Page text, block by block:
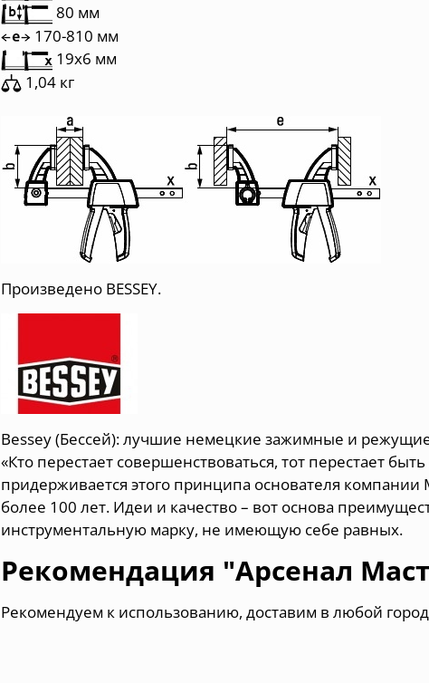
80 мм
170-810 мм
19x6 мм
1,04 кг
Произведено BESSEY.
Веssey (Бессей): лучшие немецкие зажимные и
«Кто перестает совершенствоваться, тот перестает
придерживается этого принципа основателя
более 100 лет. Идеи и качество – вот основа
инструментальную марку, не имеющую себе равных.
Рекомендация "Арсенал
Рекомендуем к использованию, доставим в любой